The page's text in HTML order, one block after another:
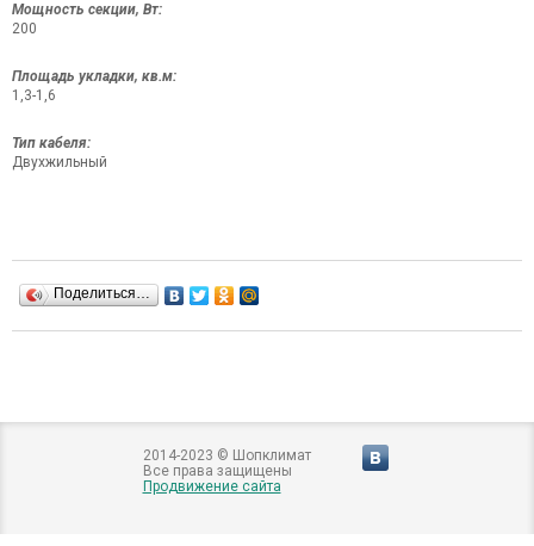
Мощность секции, Вт:
200
Площадь укладки, кв.м:
1,3-1,6
Тип кабеля:
Двухжильный
Поделиться…
2014-2023 © Шопклимат
Все права защищены
Продвижение сайта